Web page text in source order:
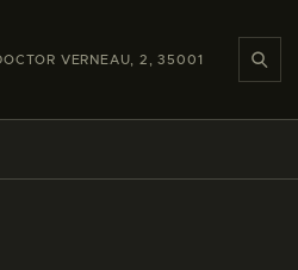
VERNEAU, 2, 35001